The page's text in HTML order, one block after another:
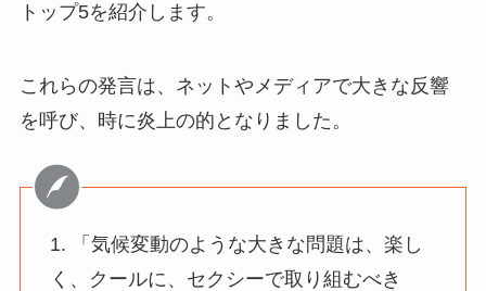
トップ5を紹介します。
これらの発言は、ネットやメディアで大きな反響
を呼び、時に炎上の的となりました。
1. 「気候変動のような大きな問題は、楽し
く、クールに、セクシーで取り組むべき